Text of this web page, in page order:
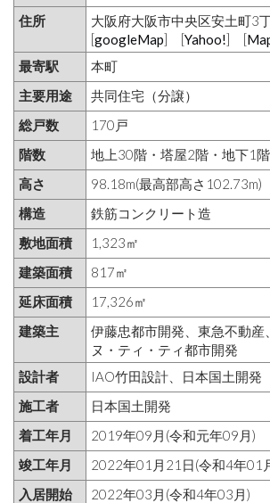
住所
大阪府大阪市中央区安土町3
[googleMap] [Yahoo!] [
最寄駅
本町
主要用途
共同住宅（分譲）
総戸数
170戸
階数
地上30階・塔屋2階・地下1階
高さ
98.18m(最高部高さ102.73m)
構造
鉄筋コンクリート造
敷地面積
1,323㎡
建築面積
817㎡
延床面積
17,326㎡
建築主
伊藤忠都市開発、東急不動産
ヌ・ティ・ティ都市開発
設計者
IAO竹田設計、日本国土開発
施工者
日本国土開発
着工年月
2019年09月(令和元年09月)
竣工年月
2022年01月21日(令和4年01
入居開始
2022年03月(令和4年03月)